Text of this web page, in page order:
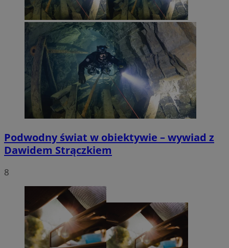
Podwodny świat w obiektywie – wywiad z
Dawidem Strączkiem
8